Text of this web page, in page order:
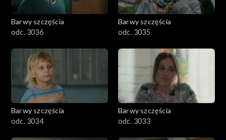
Barwy szczęścia
odc. 3036
Barwy szczęścia
odc. 3035
Barwy szczęścia
odc. 3034
Barwy szczęścia
odc. 3033